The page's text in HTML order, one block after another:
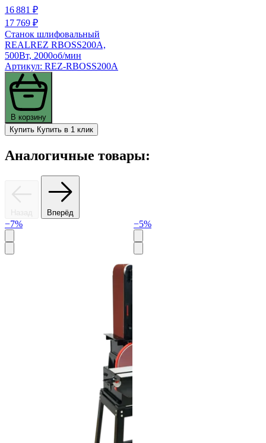
16 881 ₽
17 769 ₽
Станок шлифовальный
REALREZ RBOSS200A,
500Вт, 2000об/мин
Артикул: REZ-RBOSS200A
В корзину
Купить Купить в 1 клик
Аналогичные товары:
Назад Вперёд
−7% −5%